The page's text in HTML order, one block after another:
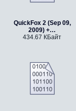
QuickFox 2 (Sep 09,
2009) +…
434.67 КБайт